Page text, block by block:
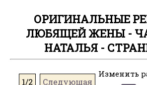
ОРИГИНАЛЬНЫЕ
ЛЮБЯЩЕЙ ЖЕНЫ -
НАТАЛЬЯ -
1/2 Следующая
Изменить